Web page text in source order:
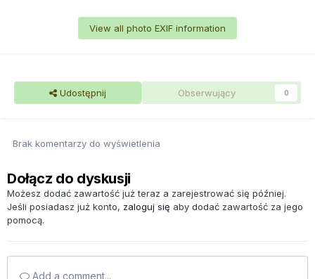
View all photo EXIF information
Udostępnij Obserwujący 0
Brak komentarzy do wyświetlenia
Dołącz do dyskusji
Możesz dodać zawartość już teraz a zarejestrować się później.
Jeśli posiadasz już konto, zaloguj się aby dodać zawartość za jego
pomocą.
Add a comment...